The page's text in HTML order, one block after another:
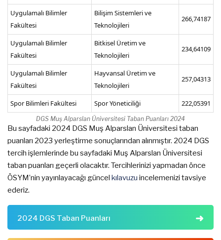
Uygulamalı Bilimler
Fakültesi
Bilişim Sistemleri ve
Teknolojileri
266,74187
Uygulamalı Bilimler
Fakültesi
Bitkisel Üretim ve
Teknolojileri
234,64109
Uygulamalı Bilimler
Fakültesi
Hayvansal Üretim ve
Teknolojileri
257,04313
Spor Bilimleri Fakültesi Spor Yöneticiliği 222,05391
DGS Muş Alparslan Üniversitesi Taban Puanları 2024
Bu sayfadaki 2024 DGS Muş Alparslan Üniversitesi taban
puanları 2023 yerleştirme sonuçlarından alınmıştır. 2024 DGS
tercih işlemlerinde bu sayfadaki Muş Alparslan Üniversitesi
taban puanları geçerli olacaktır. Tercihlerinizi yapmadan önce
ÖSYM’nin yayınlayacağı güncel kılavuzu incelemenizi tavsiye
ederiz.
2024 DGS Taban Puanları